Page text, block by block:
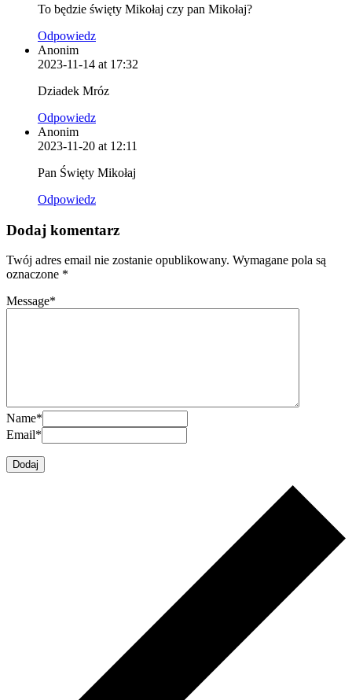
To będzie święty Mikołaj czy pan Mikołaj?
Odpowiedz
Anonim
2023-11-14 at 17:32
Dziadek Mróz
Odpowiedz
Anonim
2023-11-20 at 12:11
Pan Święty Mikołaj
Odpowiedz
Dodaj komentarz
Twój adres email nie zostanie opublikowany. Wymagane pola są
oznaczone *
Message*
Name*
Email*